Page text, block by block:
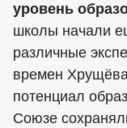
уровень
школы начали
различные
времен
потенциал
Союзе